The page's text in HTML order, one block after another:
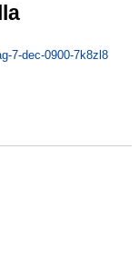
7-dec-0900-7k8zl8